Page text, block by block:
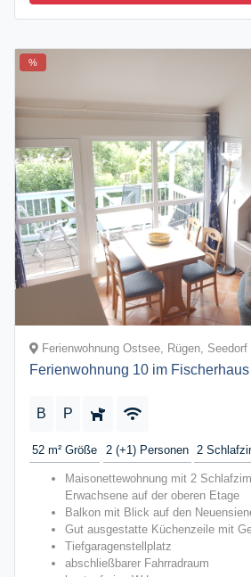
%
Ferienwohnung Ostsee, Rügen, Seedorf
Ferienwohnung 10 im Fischerhaus
B P
52 m² Größe 2 (+1) Personen 2
Maisonettewohnung mit 2
Erwachsene auf der oberen Etage
Balkon mit Blick auf den
Gut ausgestatte Küchenzeile mit
Tiefgaragenstellplatz
abschließbarer Fahrradraum